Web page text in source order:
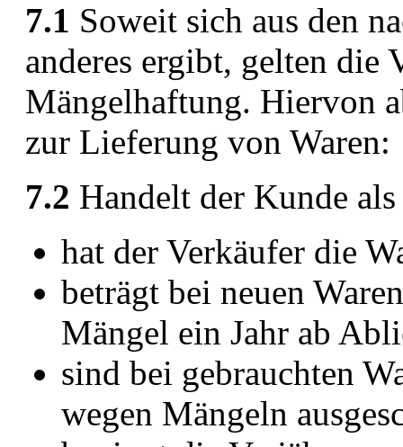
7.1 Soweit sich aus den
anderes ergibt, gelten die
Mängelhaftung. Hiervon
zur Lieferung von Waren:
7.2 Handelt der Kunde
hat der Verkäufer die
beträgt bei neuen
Mängel ein Jahr ab
sind bei gebrauchten
wegen Mängeln